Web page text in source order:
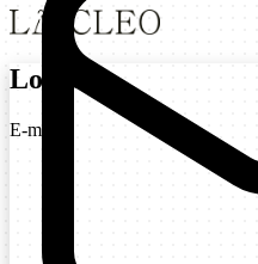
Login
E-mail